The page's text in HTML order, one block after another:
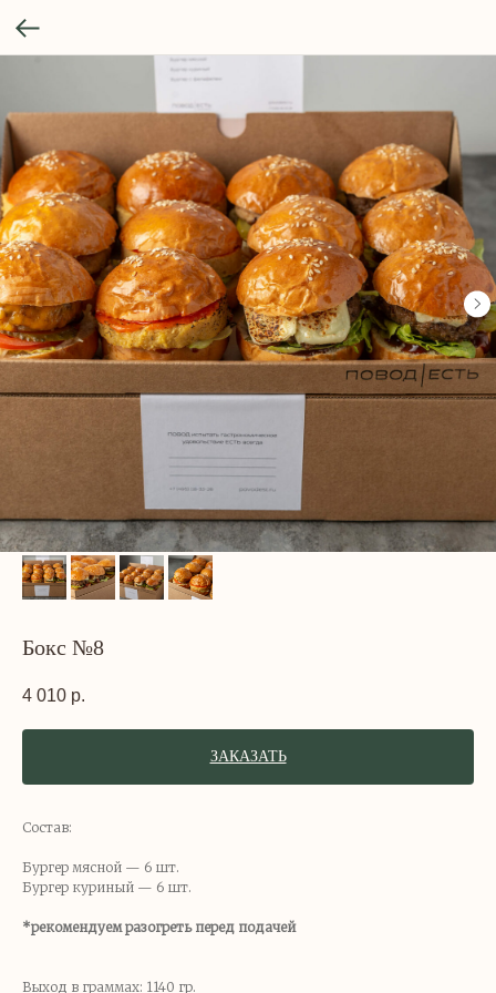
Бокс №8
4 010 р.
ЗАКАЗАТЬ
Состав:
Бургер мясной — 6 шт.
Бургер куриный — 6 шт.
*рекомендуем разогреть перед подачей
Выход в граммах: 1140 гр.